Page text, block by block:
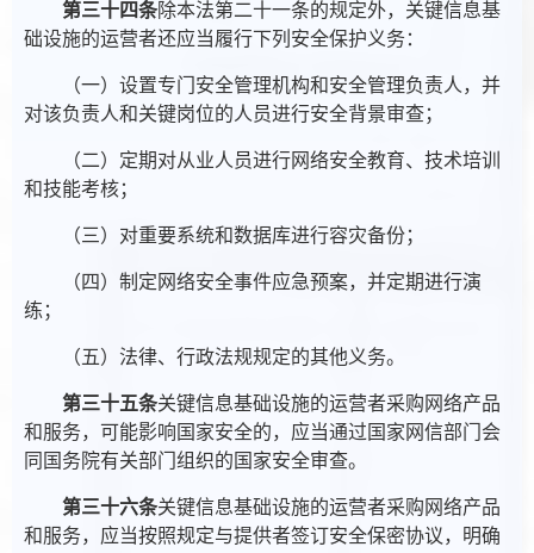
第三十四条除本法第二十一条的规定外，关键信息基
础设施的运营者还应当履行下列安全保护义务：
（一）设置专门安全管理机构和安全管理负责人，并
对该负责人和关键岗位的人员进行安全背景审查；
（二）定期对从业人员进行网络安全教育、技术培训
和技能考核；
（三）对重要系统和数据库进行容灾备份；
（四）制定网络安全事件应急预案，并定期进行演
练；
（五）法律、行政法规规定的其他义务。
第三十五条关键信息基础设施的运营者采购网络产品
和服务，可能影响国家安全的，应当通过国家网信部门会
同国务院有关部门组织的国家安全审查。
第三十六条关键信息基础设施的运营者采购网络产品
和服务，应当按照规定与提供者签订安全保密协议，明确